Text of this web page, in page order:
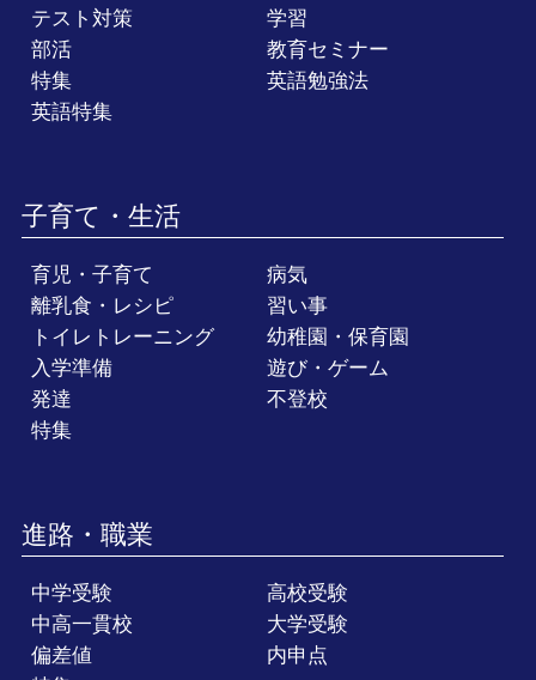
テスト対策
学習
部活
教育セミナー
特集
英語勉強法
英語特集
子育て・生活
育児・子育て
病気
離乳食・レシピ
習い事
トイレトレーニング
幼稚園・保育園
入学準備
遊び・ゲーム
発達
不登校
特集
進路・職業
中学受験
高校受験
中高一貫校
大学受験
偏差値
内申点